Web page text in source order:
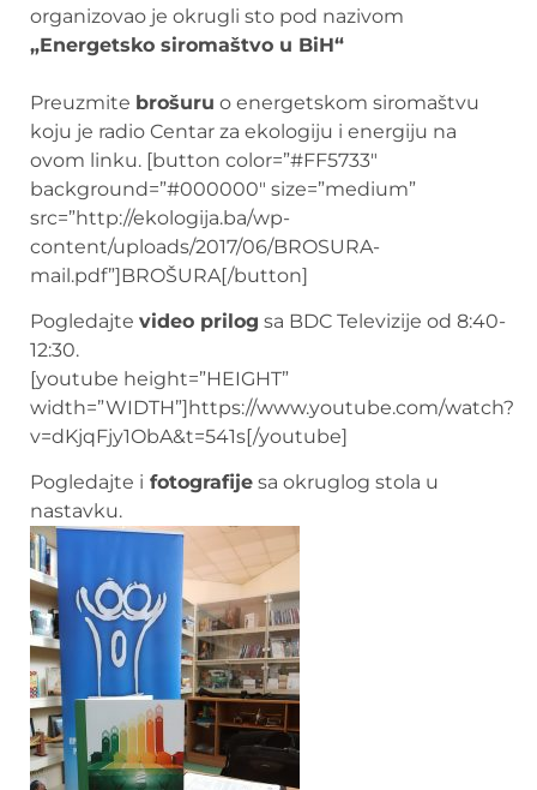
organizovao je okrugli sto pod nazivom
„Energetsko siromaštvo u BiH“
Preuzmite brošuru o energetskom siromaštvu
koju je radio Centar za ekologiju i energiju na
ovom linku. [button color=”#FF5733″
background=”#000000″ size=”medium”
src=”http://ekologija.ba/wp-
content/uploads/2017/06/BROSURA-
mail.pdf”]BROŠURA[/button]
Pogledajte video prilog sa BDC Televizije od 8:40-
12:30.
[youtube height=”HEIGHT”
width=”WIDTH”]https://www.youtube.com/watch?
v=dKjqFjy1ObA&t=541s[/youtube]
Pogledajte i fotografije sa okruglog stola u
nastavku.